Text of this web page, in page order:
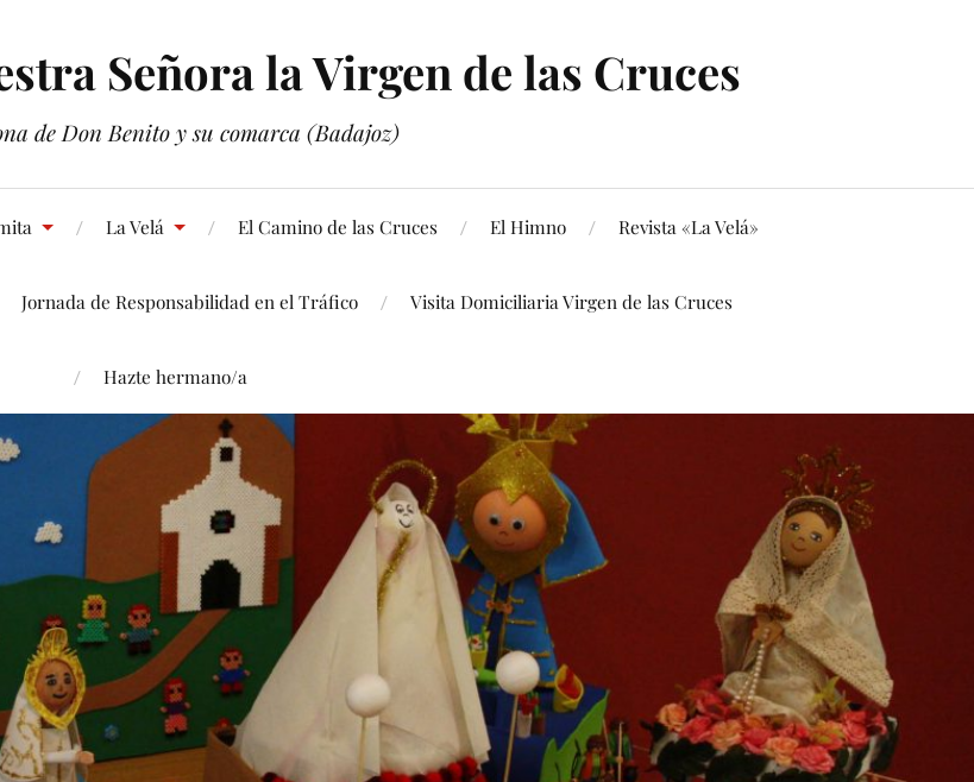
Señora la Virgen de las Cruces
de Don Benito y su comarca (Badajoz)
La Velá El Camino de las Cruces El Himno Revista «La Velá»
Jornada de Responsabilidad en el Tráfico Visita Domiciliaria Virgen de las Cruces
Hazte hermano/a